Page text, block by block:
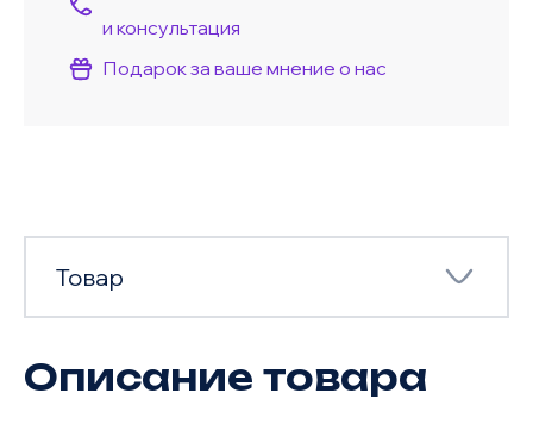
и консультация
Подарок за ваше мнение о нас
Товар
Товар
Описание товара